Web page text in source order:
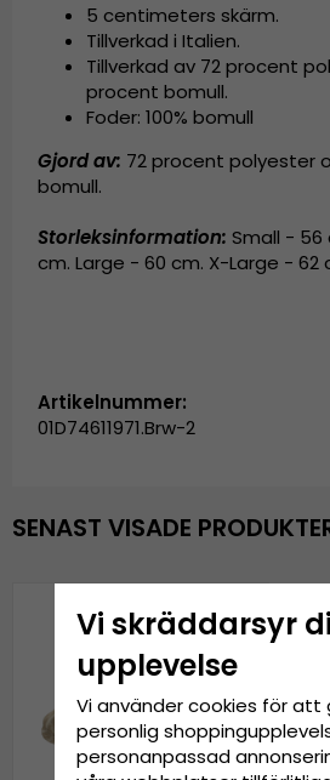
5 centimeters skärm.
Tillverkad i Italien.
Tillverkad av 72 procent
procent bomull.
Foder: 100% bomull
Gjord av: 72 procent polyester
bomull.
Storleksinformation: Small - 56
cm. Large - 60 cm. X-Large - 62
Artikelnummer:
01D74611971.Brw-2
SENAST VISADE
Vi skräddarsyr
upplevelse
Vi använder cookies för att
personlig
personanpassad